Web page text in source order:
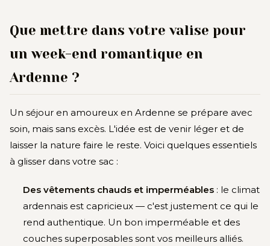
Que mettre dans votre valise pour
un week-end romantique en
Ardenne ?
Un séjour en amoureux en Ardenne se prépare avec
soin, mais sans excès. L'idée est de venir léger et de
laisser la nature faire le reste. Voici quelques essentiels
à glisser dans votre sac :
Des vêtements chauds et imperméables : le climat
ardennais est capricieux — c'est justement ce qui le
rend authentique. Un bon imperméable et des
couches superposables sont vos meilleurs alliés.